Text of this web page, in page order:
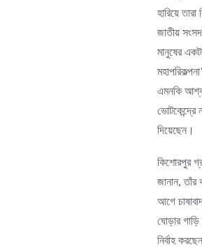
হারিয়ে
জাতীয় সংসদ
মানুষের
এমনকি
ভোটকেন্দ্রে
দিয়েছেন।
কিশোরপুর
জানান, তাঁর
আগে
ঘোড়ার
নির্বাহ